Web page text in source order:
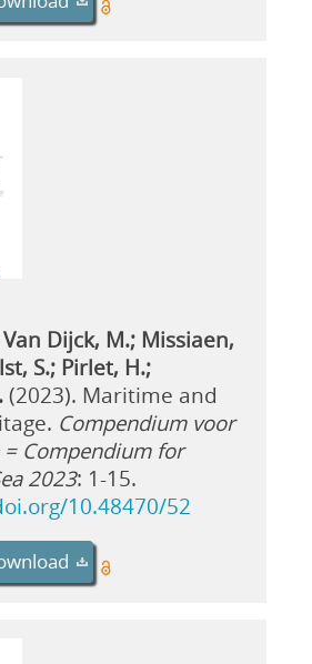
Dijck, M.; Missiaen,
S.; Pirlet, H.;
(2023). Maritime and
Compendium voor
= Compendium for
2023: 1-15.
10.48470/52